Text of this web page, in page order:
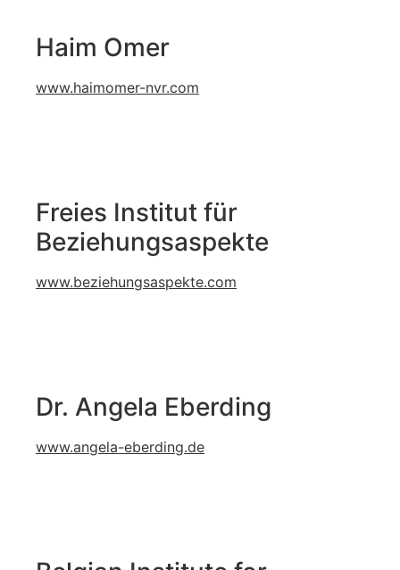
Haim Omer
www.haimomer-nvr.com
Freies Institut für
Beziehungsaspekte
www.beziehungsaspekte.com
Dr. Angela Eberding
www.angela-eberding.de